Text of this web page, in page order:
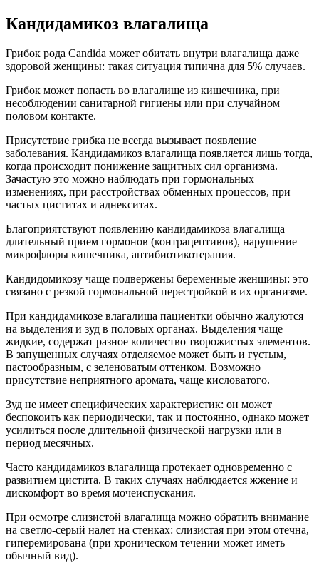
Кандидамикоз влагалища
Грибок рода Candida может обитать внутри влагалища даже
здоровой женщины: такая ситуация типична для 5% случаев.
Грибок может попасть во влагалище из кишечника, при
несоблюдении санитарной гигиены или при случайном
половом контакте.
Присутствие грибка не всегда вызывает появление
заболевания. Кандидамикоз влагалища появляется лишь тогда,
когда происходит понижение защитных сил организма.
Зачастую это можно наблюдать при гормональных
изменениях, при расстройствах обменных процессов, при
частых циститах и аднекситах.
Благоприятствуют появлению кандидамикоза влагалища
длительный прием гормонов (контрацептивов), нарушение
микрофлоры кишечника, антибиотикотерапия.
Кандидомикозу чаще подвержены беременные женщины: это
связано с резкой гормональной перестройкой в их организме.
При кандидамикозе влагалища пациентки обычно жалуются
на выделения и зуд в половых органах. Выделения чаще
жидкие, содержат разное количество творожистых элементов.
В запущенных случаях отделяемое может быть и густым,
пастообразным, с зеленоватым оттенком. Возможно
присутствие неприятного аромата, чаще кисловатого.
Зуд не имеет специфических характеристик: он может
беспокоить как периодически, так и постоянно, однако может
усилиться после длительной физической нагрузки или в
период месячных.
Часто кандидамикоз влагалища протекает одновременно с
развитием цистита. В таких случаях наблюдается жжение и
дискомфорт во время мочеиспускания.
При осмотре слизистой влагалища можно обратить внимание
на светло-серый налет на стенках: слизистая при этом отечна,
гиперемирована (при хроническом течении может иметь
обычный вид).